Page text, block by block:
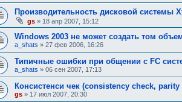
Производительность дисковой системы
gs » 18 апр 2007, 15:12
Windows 2003 не может создать том
a_shats » 27 фев 2006, 16:26
Типичные ошибки при общении с FC
a_shats » 06 сен 2007, 17:13
Консистенси чек (consistency check,
gs » 17 июл 2007, 20:30